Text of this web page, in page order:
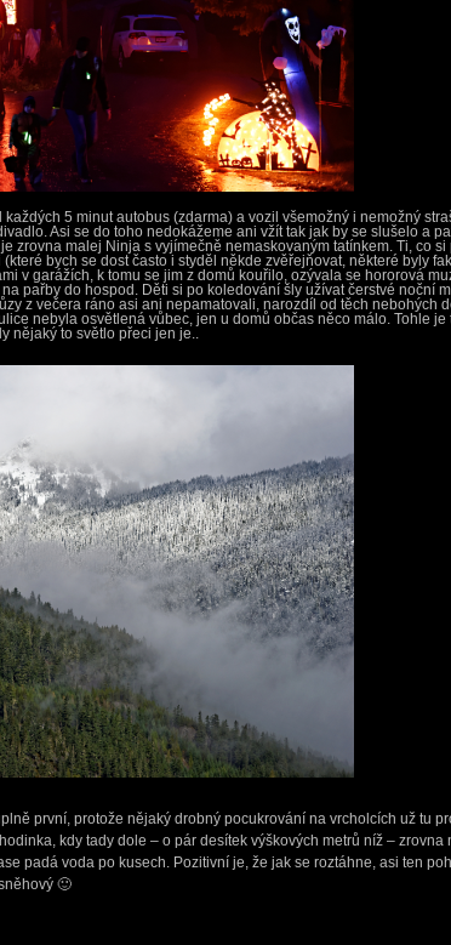
5 minut autobus (zdarma) a vozil všemožný i nemožný
Asi se do toho nedokážeme ani vžít tak jak by se slušelo a
zrovna malej Ninja s vyjímečně nemaskovaným tatínkem. Ti, co
bych se dost často i styděl někde zvěřejňovat, některé byly
v garážích, k tomu se jim z domů kouřilo, ozývala se hororová
pařby do hospod. Děti si po koledování šly užívat čerstvé noční
z večera ráno asi ani nepamatovali, narozdíl od těch nebohých
nebyla osvětlená vůbec, jen u domů občas něco málo. Tohle je
nějaký to světlo přeci jen je..
první, protože nějaký drobný pocukrování na vrcholcích už tu
kdy tady dole – o pár desítek výškových metrů níž –
padá voda po kusech. Pozitivní je, že jak se roztáhne, asi ten
🙂